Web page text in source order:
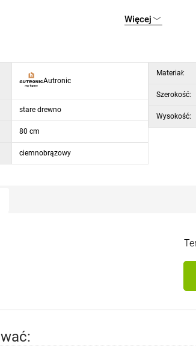
cm, stół ten pasuje do różnych stylów jadalni i
z odrobiną natury.
Więcej
Autronic
stare drewno
80 cm
ciemnobrązowy
Materiał:
Szerokość:
Wysokość: